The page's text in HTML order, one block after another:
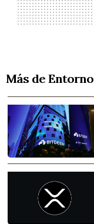
Más de Entorno